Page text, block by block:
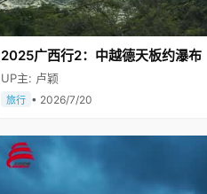
2025广西行2：中越德天板约瀑布
UP主: 卢颖
旅行 • 2026/7/20